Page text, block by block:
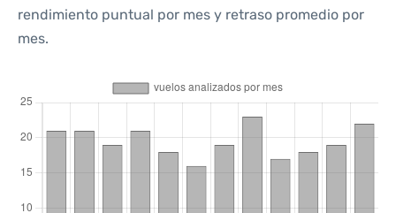
rendimiento puntual por mes y retraso promedio por
mes.